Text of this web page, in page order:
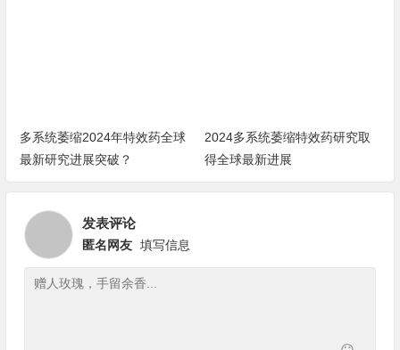
多系统萎缩2024年特效药全球
最新研究进展突破？
2024多系统萎缩特效药研究取
得全球最新进展
发表评论
匿名网友 填写信息